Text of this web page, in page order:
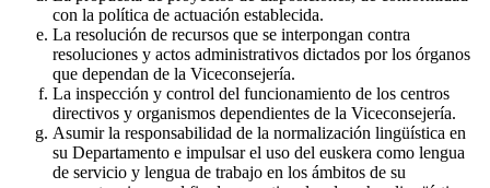
con la política de actuación establecida.
La resolución de recursos que se interpongan contra
resoluciones y actos administrativos dictados por los órganos
que dependan de la Viceconsejería.
La inspección y control del funcionamiento de los centros
directivos y organismos dependientes de la Viceconsejería.
Asumir la responsabilidad de la normalización lingüística en
su Departamento e impulsar el uso del euskera como lengua
de servicio y lengua de trabajo en los ámbitos de su